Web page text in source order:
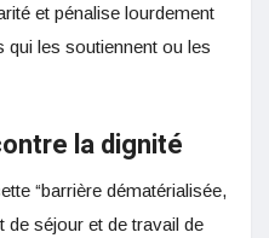
et pénalise lourdement
les soutiennent ou les
la dignité
“barrière dématérialisée,
de séjour et de travail de